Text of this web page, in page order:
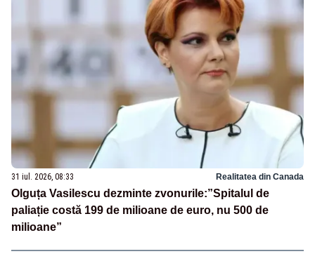
31 iul. 2026, 08:33 Realitatea din Canada
Olguța Vasilescu dezminte zvonurile:”Spitalul de
paliație costă 199 de milioane de euro, nu 500 de
milioane”